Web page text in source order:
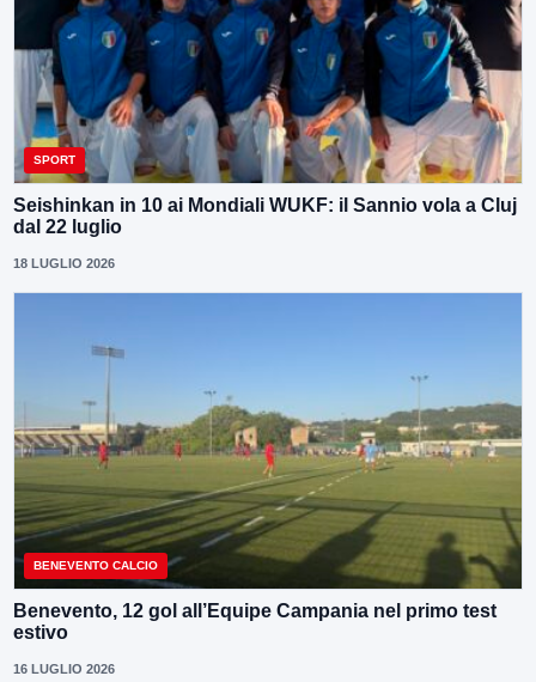
SPORT
Seishinkan in 10 ai Mondiali WUKF: il Sannio vola a Cluj
dal 22 luglio
18 LUGLIO 2026
BENEVENTO CALCIO
Benevento, 12 gol all’Equipe Campania nel primo test
estivo
16 LUGLIO 2026